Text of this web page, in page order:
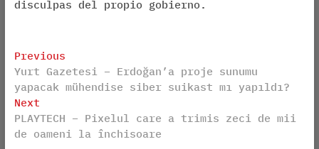
disculpas del propio gobierno.
Post
navigation
Previous
post:
Yurt Gazetesi – Erdoğan’a proje sunumu
yapacak mühendise siber suikast mı yapıldı?
Next
post:
PLAYTECH – Pixelul care a trimis zeci de mii
de oameni la închisoare